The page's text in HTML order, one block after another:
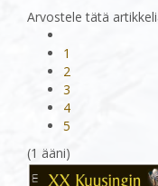
Arvostele tätä
1
2
3
4
5
(1 ääni)